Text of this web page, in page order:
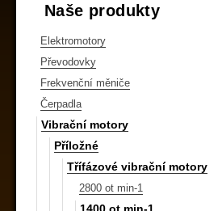
Naše produkty
Elektromotory
Převodovky
Frekvenční měniče
Čerpadla
Vibrační motory
Příložné
Třífázové vibrační motory
2800 ot min-1